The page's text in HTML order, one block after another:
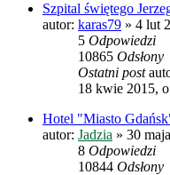
Szpital świętego
autor: karas79 » 4 lut
5 Odpowiedzi
10865 Odsłony
Ostatni post
18 kwie 2015,
Hotel "Miasto
autor: Jadzia » 30
8 Odpowiedzi
10844 Odsłony